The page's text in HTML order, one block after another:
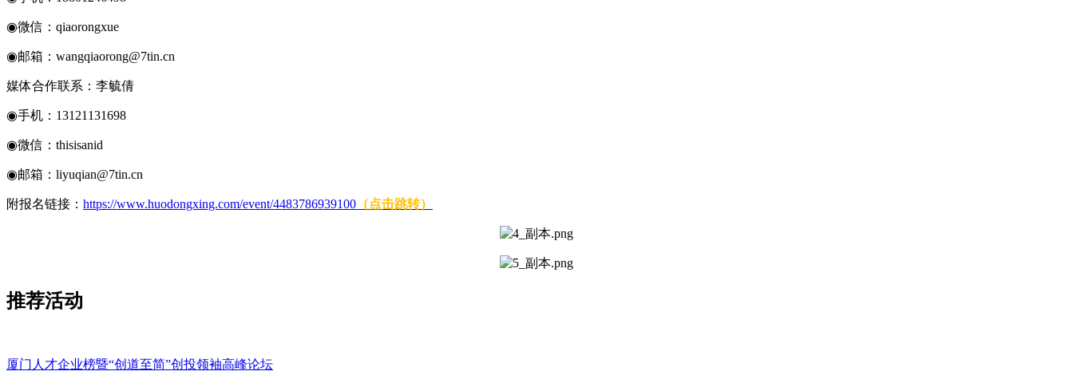
◉微信：qiaorongxue
◉邮箱：wangqiaorong@7tin.cn
媒体合作联系：李毓倩
◉手机：13121131698
◉微信：thisisanid
◉邮箱：liyuqian@7tin.cn
附报名链接： https://www.huodongxing.com/event/4483786939100 （点击跳转）
推荐活动
厦门人才企业榜暨“创道至简”创投领袖高峰论坛